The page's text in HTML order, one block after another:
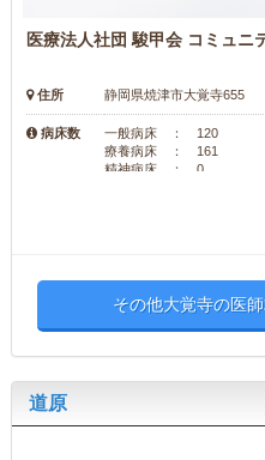
医療法人社団 駿甲会 コミュニ
住所 静岡県焼津市大覚寺655
病床数
一般病床 ： 120
療養病床 ： 161
精神病床 ： 0
その他大覚寺の医
道原